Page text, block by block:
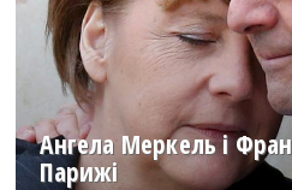
Ангела Меркель і
Парижі